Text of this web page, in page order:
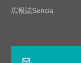
広報誌Sencia